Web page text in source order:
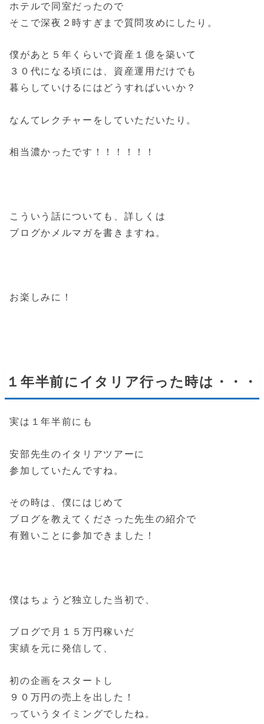
ホテルで同室だったので
そこで深夜２時すぎまで質問攻めにしたり。
僕があと５年くらいで資産１億を築いて
３０代になる頃には、資産運用だけでも
暮らしていけるにはどうすればいいか？
なんてレクチャーをしていただいたり。
相当濃かったです！！！！！！
こういう話についても、詳しくは
ブログかメルマガを書きますね。
お楽しみに！
１年半前にイタリア行った時は・・・
実は１年半前にも
安部先生のイタリアツアーに
参加していたんですね。
その時は、僕にはじめて
ブログを教えてくださった先生の紹介で
有難いことに参加できました！
僕はちょうど独立した当初で、
ブログで月１５万円稼いだ
実績を元に発信して、
初の企画をスタートし
９０万円の売上を出した！
っていうタイミングでしたね。